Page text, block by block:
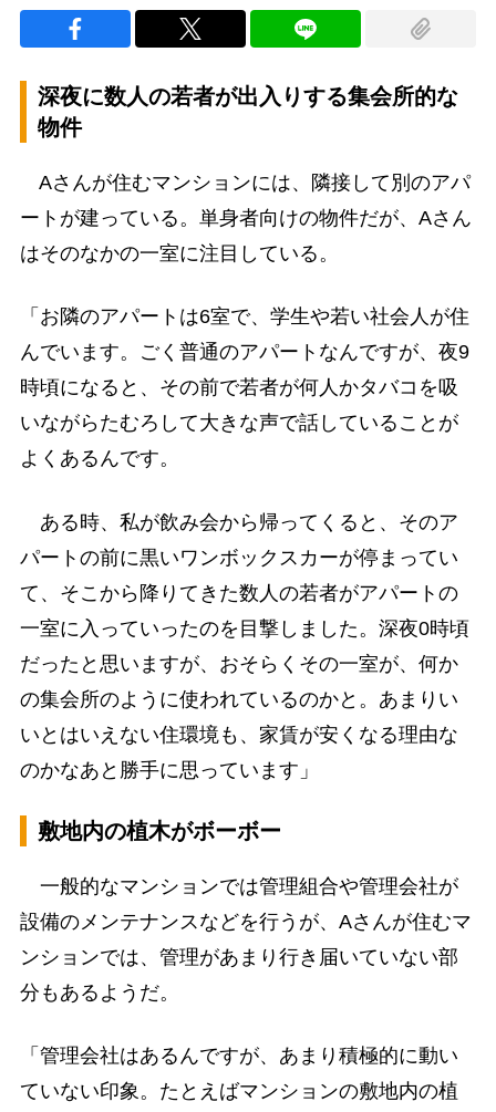
深夜に数人の若者が出入りする集会所的な
物件
Aさんが住むマンションには、隣接して別のアパ
ートが建っている。単身者向けの物件だが、Aさん
はそのなかの一室に注目している。
「お隣のアパートは6室で、学生や若い社会人が住
んでいます。ごく普通のアパートなんですが、夜9
時頃になると、その前で若者が何人かタバコを吸
いながらたむろして大きな声で話していることが
よくあるんです。
ある時、私が飲み会から帰ってくると、そのア
パートの前に黒いワンボックスカーが停まってい
て、そこから降りてきた数人の若者がアパートの
一室に入っていったのを目撃しました。深夜0時頃
だったと思いますが、おそらくその一室が、何か
の集会所のように使われているのかと。あまりい
いとはいえない住環境も、家賃が安くなる理由な
のかなあと勝手に思っています」
敷地内の植木がボーボー
一般的なマンションでは管理組合や管理会社が
設備のメンテナンスなどを行うが、Aさんが住むマ
ンションでは、管理があまり行き届いていない部
分もあるようだ。
「管理会社はあるんですが、あまり積極的に動い
ていない印象。たとえばマンションの敷地内の植